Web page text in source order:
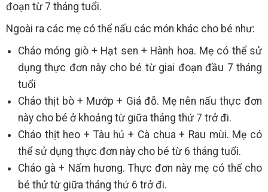
đoạn từ 7 tháng tuổi.
Ngoài ra các mẹ có thể nấu các món khác cho bé như:
Cháo móng giò + Hạt sen + Hành hoa. Mẹ có thể sử
dụng thực đơn này cho bé từ giai đoạn đầu 7 tháng
tuổi
Cháo thịt bò + Mướp + Giá đỗ. Mẹ nên nấu thực đơn
này cho bé ở khoảng từ giữa tháng thứ 7 trở đi.
Cháo thịt heo + Tàu hủ + Cà chua + Rau mùi. Mẹ có
thể sử dụng thực đơn này cho bé từ 6 tháng tuổi.
Cháo gà + Nấm hương. Thực đơn này mẹ có thể cho
bé thử từ giữa tháng thứ 6 trở đi.